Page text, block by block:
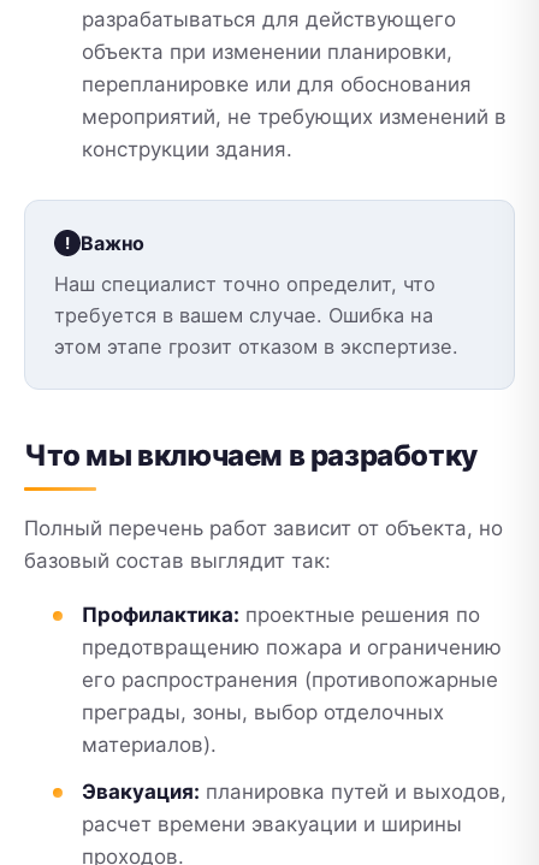
разрабатываться для действующего
объекта при изменении планировки,
перепланировке или для обоснования
мероприятий, не требующих изменений в
конструкции здания.
Важно
Наш специалист точно определит, что
требуется в вашем случае. Ошибка на
этом этапе грозит отказом в экспертизе.
Что мы включаем в разработку
Полный перечень работ зависит от объекта, но
базовый состав выглядит так:
Профилактика: проектные решения по
предотвращению пожара и ограничению
его распространения (противопожарные
преграды, зоны, выбор отделочных
материалов).
Эвакуация: планировка путей и выходов,
расчет времени эвакуации и ширины
проходов.